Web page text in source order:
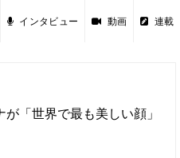
インタビュー 動画 連載
が「世界で最も美しい顔」